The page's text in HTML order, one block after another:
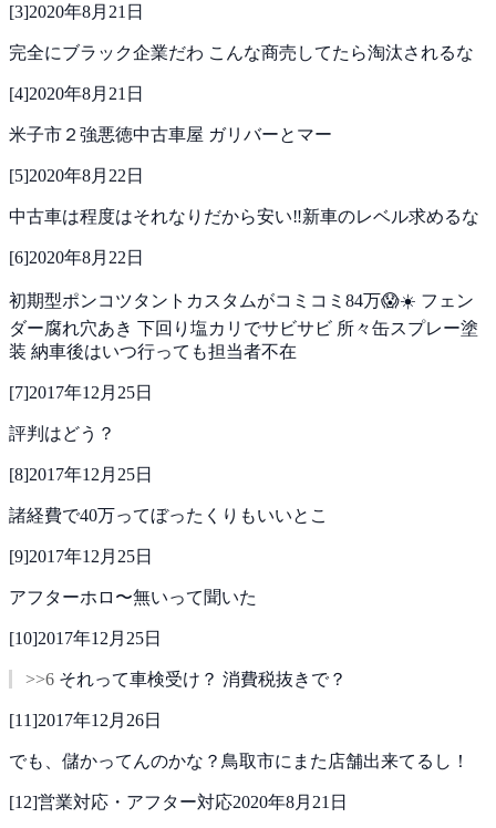
[3]2020年8月21日
完全にブラック企業だわ こんな商売してたら淘汰されるな
[4]2020年8月21日
米子市２強悪徳中古車屋 ガリバーとマー
[5]2020年8月22日
中古車は程度はそれなりだから安い‼新車のレベル求めるな
[6]2020年8月22日
初期型ポンコツタントカスタムがコミコミ84万😱☀️ フェン
ダー腐れ穴あき 下回り塩カリでサビサビ 所々缶スプレー塗
装 納車後はいつ行っても担当者不在
[7]2017年12月25日
評判はどう？
[8]2017年12月25日
諸経費で40万ってぼったくりもいいとこ
[9]2017年12月25日
アフターホロ〜無いって聞いた
[10]2017年12月25日
>>6 それって車検受け？ 消費税抜きで？
[11]2017年12月26日
でも、儲かってんのかな？鳥取市にまた店舗出来てるし！
[12]営業対応・アフター対応2020年8月21日